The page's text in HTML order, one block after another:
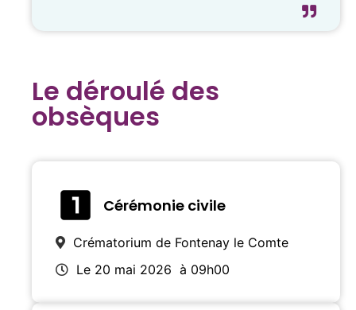
Le déroulé des
obsèques
Cérémonie civile
Crématorium de Fontenay le Comte
Le 20 mai 2026 à 09h00